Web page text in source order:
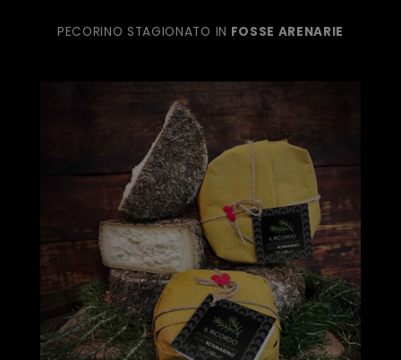
PECORINO STAGIONATO IN FOSSE ARENARIE